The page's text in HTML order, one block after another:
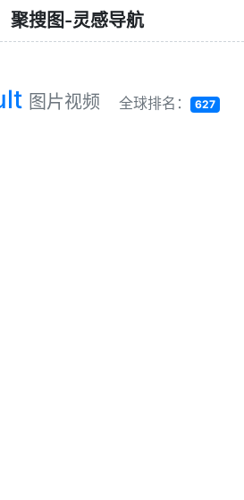
聚搜图-灵感导航
图片视频 全球排名： 627